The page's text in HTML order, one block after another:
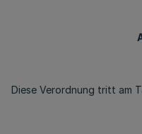
Diese Verordnung tritt am